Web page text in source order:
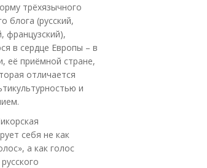
трёхязычного
блога (русский,
французский),
в сердце Европы – в
её приёмной стране,
отличается
и
себя не как
а как голос